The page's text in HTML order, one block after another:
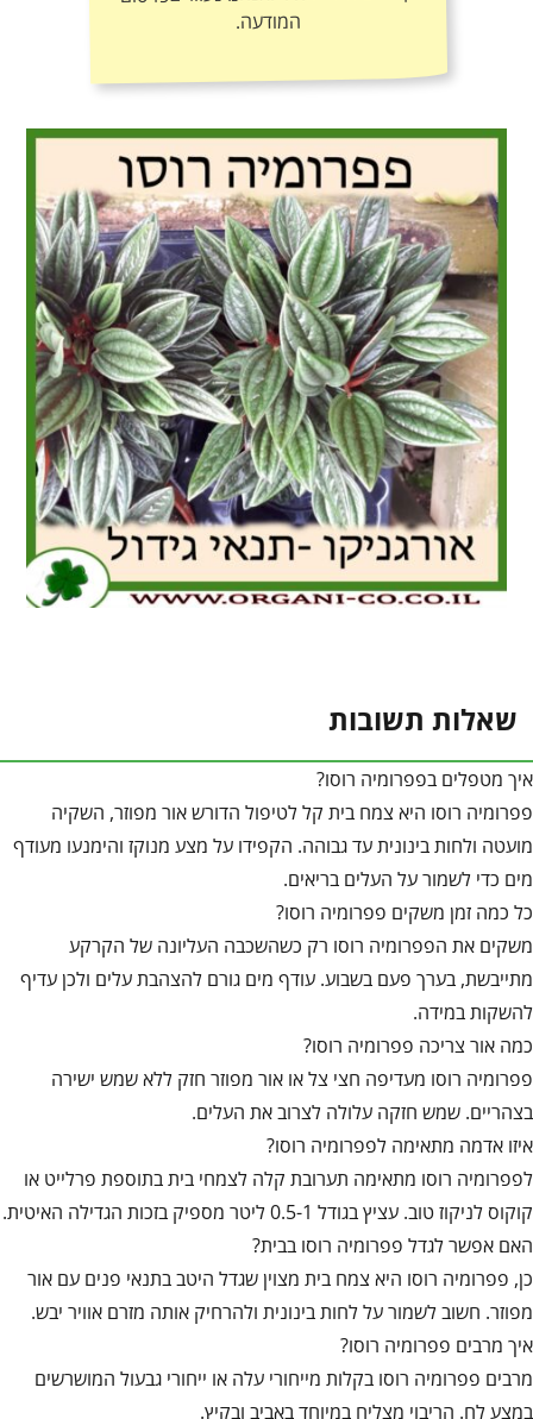
המודעה.
שאלות תשובות
איך מטפלים בפפרומיה רוסו?
פפרומיה רוסו היא צמח בית קל לטיפול הדורש אור מפוזר, השקיה
מועטה ולחות בינונית עד גבוהה. הקפידו על מצע מנוקז והימנעו מעודף
מים כדי לשמור על העלים בריאים.
כל כמה זמן משקים פפרומיה רוסו?
משקים את הפפרומיה רוסו רק כשהשכבה העליונה של הקרקע
מתייבשת, בערך פעם בשבוע. עודף מים גורם להצהבת עלים ולכן עדיף
להשקות במידה.
כמה אור צריכה פפרומיה רוסו?
פפרומיה רוסו מעדיפה חצי צל או אור מפוזר חזק ללא שמש ישירה
בצהריים. שמש חזקה עלולה לצרוב את העלים.
איזו אדמה מתאימה לפפרומיה רוסו?
לפפרומיה רוסו מתאימה תערובת קלה לצמחי בית בתוספת פרלייט או
קוקוס לניקוז טוב. עציץ בגודל 0.5-1 ליטר מספיק בזכות הגדילה האיטית.
האם אפשר לגדל פפרומיה רוסו בבית?
כן, פפרומיה רוסו היא צמח בית מצוין שגדל היטב בתנאי פנים עם אור
מפוזר. חשוב לשמור על לחות בינונית ולהרחיק אותה מזרם אוויר יבש.
איך מרבים פפרומיה רוסו?
מרבים פפרומיה רוסו בקלות מייחורי עלה או ייחורי גבעול המושרשים
במצע לח. הריבוי מצליח במיוחד באביב ובקיץ.